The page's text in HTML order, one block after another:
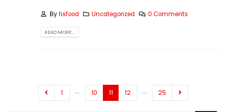
Bytisfood Uncategorized 0 Comments
READ MORE...
1 … 10 11 12 … 25